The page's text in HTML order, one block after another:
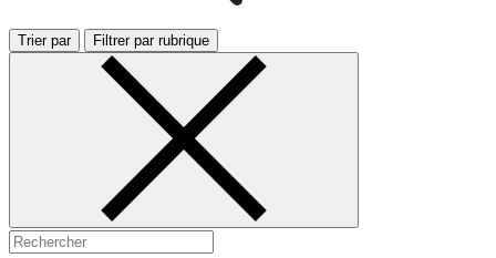
Trier par Filtrer par rubrique